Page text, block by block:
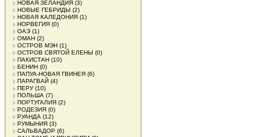
НОВАЯ ЗЕЛАНДИЯ (3)
НОВЫЕ ГЕБРИДЫ (2)
НОВАЯ КАЛЕДОНИЯ (1)
НОРВЕГИЯ (0)
ОАЭ (1)
ОМАН (2)
ОСТРОВ МЭН (1)
ОСТРОВ СВЯТОЙ ЕЛЕНЫ (0)
ПАКИСТАН (10)
БЕНИН (0)
ПАПУА-НОВАЯ ГВИНЕЯ (6)
ПАРАГВАЙ (4)
ПЕРУ(10)
ПОЛЬША (7)
ПОРТУГАЛИЯ (2)
РОДЕЗИЯ (0)
РУАНДА (12)
РУМЫНИЯ (3)
САЛЬВАДОР (6)